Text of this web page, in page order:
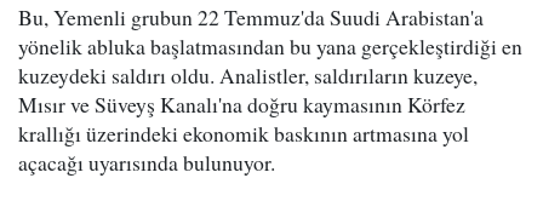
Bu, Yemenli grubun 22 Temmuz'da Suudi Arabistan'a
yönelik abluka başlatmasından bu yana gerçekleştirdiği en
kuzeydeki saldırı oldu. Analistler, saldırıların kuzeye,
Mısır ve Süveyş Kanalı'na doğru kaymasının Körfez
krallığı üzerindeki ekonomik baskının artmasına yol
açacağı uyarısında bulunuyor.